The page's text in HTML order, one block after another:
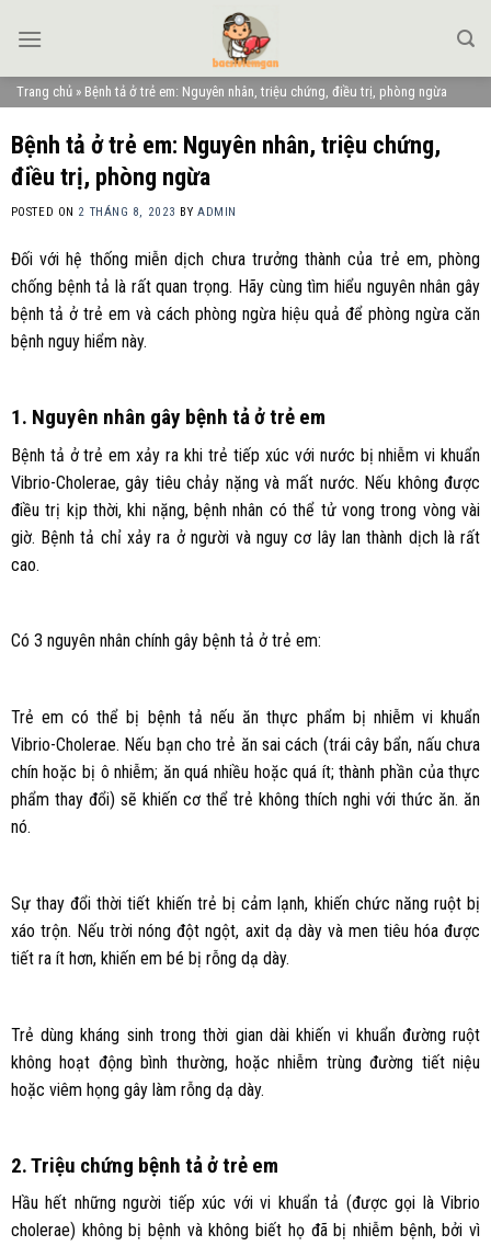
Trang chủ » Bệnh tả ở trẻ em: Nguyên nhân, triệu chứng, điều trị, phòng ngừa
Bệnh tả ở trẻ em: Nguyên nhân, triệu chứng,
điều trị, phòng ngừa
POSTED ON 2 THÁNG 8, 2023 BYADMIN
Đối với hệ thống miễn dịch chưa trưởng thành của trẻ em, phòng
chống bệnh tả là rất quan trọng. Hãy cùng tìm hiểu nguyên nhân gây
bệnh tả ở trẻ em và cách phòng ngừa hiệu quả để phòng ngừa căn
bệnh nguy hiểm này.
1. Nguyên nhân gây bệnh tả ở trẻ em
Bệnh tả ở trẻ em xảy ra khi trẻ tiếp xúc với nước bị nhiễm vi khuẩn
Vibrio-Cholerae, gây tiêu chảy nặng và mất nước. Nếu không được
điều trị kịp thời, khi nặng, bệnh nhân có thể tử vong trong vòng vài
giờ. Bệnh tả chỉ xảy ra ở người và nguy cơ lây lan thành dịch là rất
cao.
Có 3 nguyên nhân chính gây bệnh tả ở trẻ em:
Trẻ em có thể bị bệnh tả nếu ăn thực phẩm bị nhiễm vi khuẩn
Vibrio-Cholerae. Nếu bạn cho trẻ ăn sai cách (trái cây bẩn, nấu chưa
chín hoặc bị ô nhiễm; ăn quá nhiều hoặc quá ít; thành phần của thực
phẩm thay đổi) sẽ khiến cơ thể trẻ không thích nghi với thức ăn. ăn
nó.
Sự thay đổi thời tiết khiến trẻ bị cảm lạnh, khiến chức năng ruột bị
xáo trộn. Nếu trời nóng đột ngột, axit dạ dày và men tiêu hóa được
tiết ra ít hơn, khiến em bé bị rỗng dạ dày.
Trẻ dùng kháng sinh trong thời gian dài khiến vi khuẩn đường ruột
không hoạt động bình thường, hoặc nhiễm trùng đường tiết niệu
hoặc viêm họng gây làm rỗng dạ dày.
2. Triệu chứng bệnh tả ở trẻ em
Hầu hết những người tiếp xúc với vi khuẩn tả (được gọi là Vibrio
cholerae) không bị bệnh và không biết họ đã bị nhiễm bệnh, bởi vì